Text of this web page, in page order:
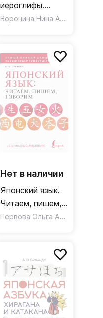
иероглифы.
Рабочая тетрадь
N4
Воронина Нина Альбертовна
Нет в наличии
Японский язык.
Читаем, пишем,
говорим +
Первова Ольга Андреевна